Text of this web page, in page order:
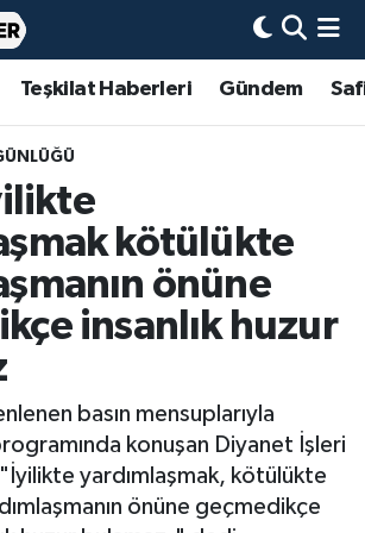
Teşkilat Haberleri Gündem
kötülükte
önüne
insanlık huzur
basın mensuplarıyla
konuşan Diyanet İşleri
"İyilikte yardımlaşmak, kötülükte
önüne geçmedikçe
Müftülüğü
Okulları
Vakitleri
Durumu ve Fikstür
Haberleri